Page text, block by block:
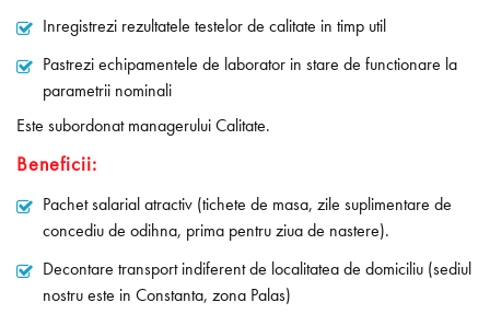
Inregistrezi rezultatele testelor de calitate in timp util
Pastrezi echipamentele de laborator in stare de functionare la
parametrii nominali
Este subordonat managerului Calitate.
Beneficii:
Pachet salarial atractiv (tichete de masa, zile suplimentare de
concediu de odihna, prima pentru ziua de nastere).
Decontare transport indiferent de localitatea de domiciliu (sediul
nostru este in Constanta, zona Palas)